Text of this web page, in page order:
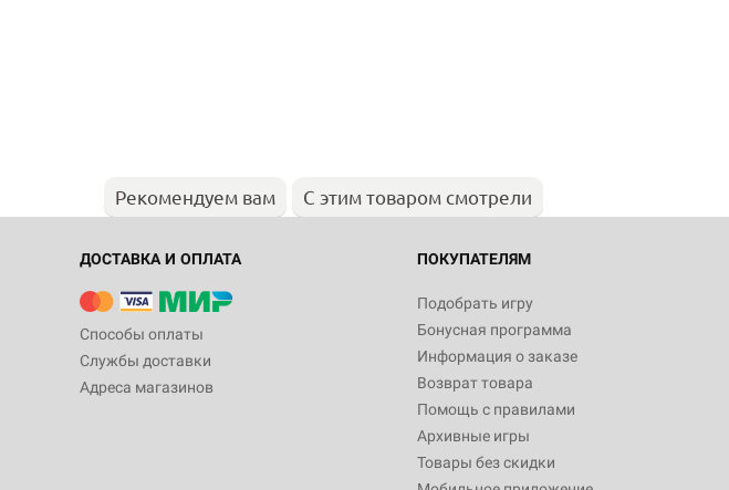
Рекомендуем вам С этим товаром смотрели
ДОСТАВКА И ОПЛАТА
Способы оплаты
Службы доставки
Адреса магазинов
ПОКУПАТЕЛЯМ
Подобрать игру
Бонусная программа
Информация о заказе
Возврат товара
Помощь с правилами
Архивные игры
Товары без скидки